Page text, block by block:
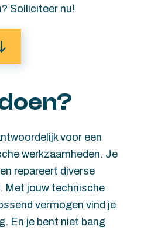
Solliciteer nu!
voor een
werkzaamheden. Je
repareert diverse
Met jouw technische
vermogen vind je
En je bent niet bang